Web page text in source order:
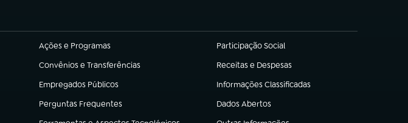
Ações e Programas
(abre em nova aba) Participação Social
(abre em nova aba)
Convênios e Transferências
(abre em nova aba) Receitas e Despesas
(abre em nova aba)
Empregados Públicos
(abre em nova aba) Informações Classificadas
(abre em nova aba)
Perguntas Frequentes
(abre em nova aba) Dados Abertos
(abre em nova aba)